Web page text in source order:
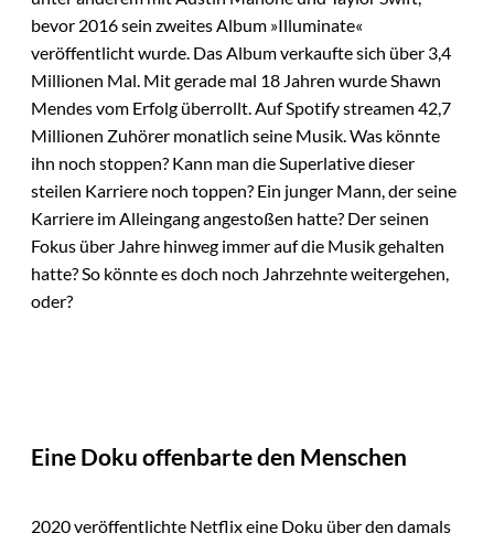
bevor 2016 sein zweites Album »Illuminate«
veröffentlicht wurde. Das Album verkaufte sich über 3,4
Millionen Mal. Mit gerade mal 18 Jahren wurde Shawn
Mendes vom Erfolg überrollt. Auf Spotify streamen 42,7
Millionen Zuhörer monatlich seine Musik. Was könnte
ihn noch stoppen? Kann man die Superlative dieser
steilen Karriere noch toppen? Ein junger Mann, der seine
Karriere im Alleingang angestoßen hatte? Der seinen
Fokus über Jahre hinweg immer auf die Musik gehalten
hatte? So könnte es doch noch Jahrzehnte weitergehen,
oder?
Eine Doku offenbarte den Menschen
2020 veröffentlichte Netflix eine Doku über den damals